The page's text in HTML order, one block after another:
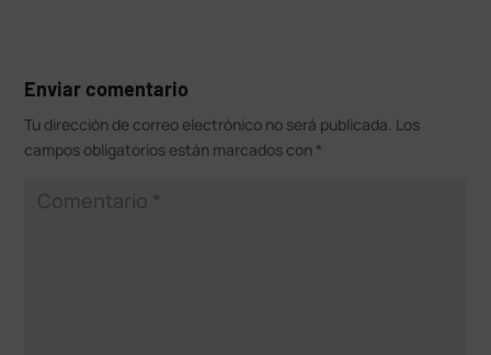
Enviar comentario
Tu dirección de correo electrónico no será publicada. Los
campos obligatorios están marcados con *